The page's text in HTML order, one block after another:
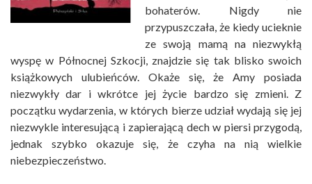
bohaterów. Nigdy nie
przypuszczała, że kiedy ucieknie
ze swoją mamą na niezwykłą
wyspę w Północnej Szkocji, znajdzie się tak blisko swoich
książkowych ulubieńców. Okaże się, że Amy posiada
niezwykły dar i wkrótce jej życie bardzo się zmieni. Z
początku wydarzenia, w których bierze udział wydają się jej
niezwykle interesującą i zapierającą dech w piersi przygodą,
jednak szybko okazuje się, że czyha na nią wielkie
niebezpieczeństwo.